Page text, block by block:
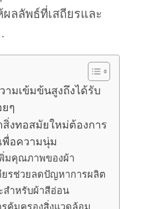
ลลัพธ์ที่เสถียรและ
มเข้มข้นสูงถึงได้รับ
ๆ
งทอสมัยใหม่ต้องการ
พื่อความนุ่ม
มคุณภาพของผ้า
ยรช่วยลดปัญหาการผลิต
สำหรับผ้าสีอ่อน
คุ้มครองสิ่งแวดล้อม